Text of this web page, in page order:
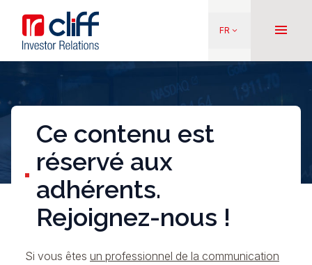
contenu
principal
Aller directement au contenu
FR keyboard_arrow_down menu
Ce contenu est
réservé aux
adhérents.
Rejoignez-nous !
Si vous êtes un professionnel de la communication